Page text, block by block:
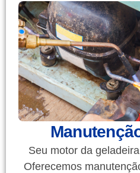
Seu motor da
Oferecemos